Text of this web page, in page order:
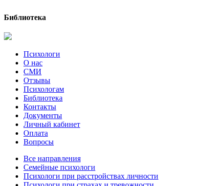
Библиотека
Психологи
О нас
СМИ
Отзывы
Психологам
Библиотека
Контакты
Документы
Личный кабинет
Оплата
Вопросы
Все направления
Семейные психологи
Психологи при расстройствах личности